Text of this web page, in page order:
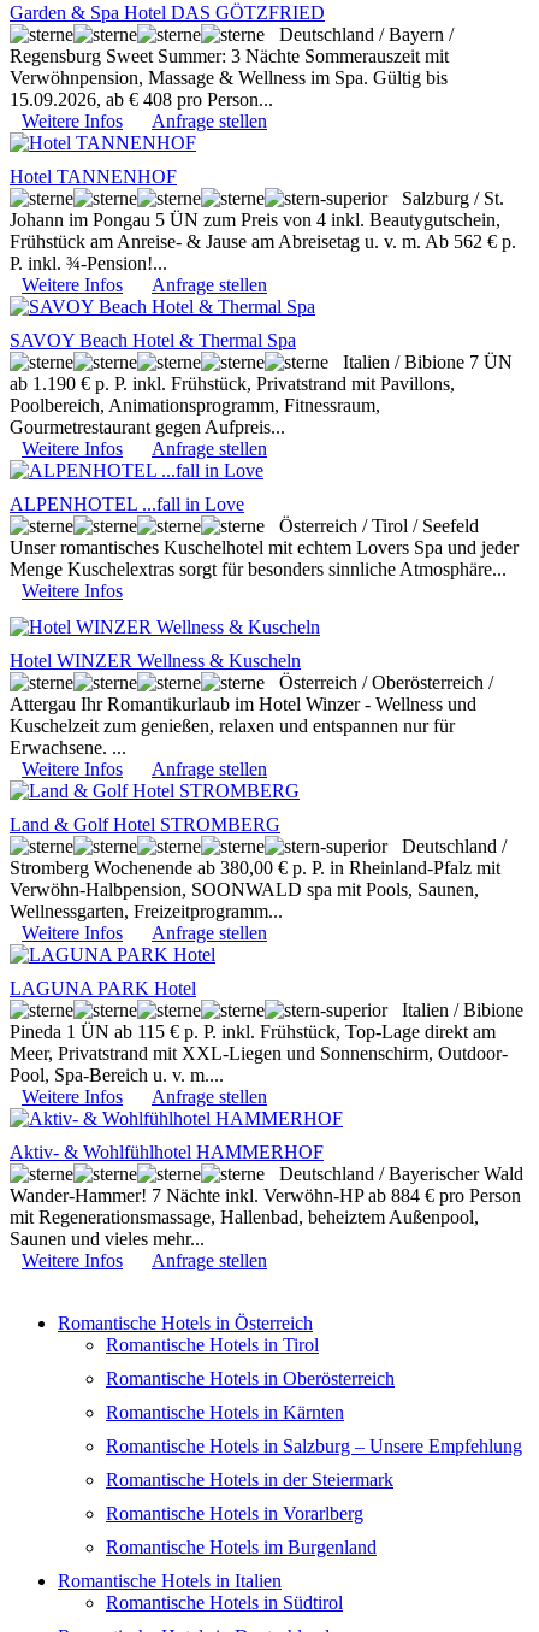
Garden & Spa Hotel DAS GÖTZFRIED
Deutschland / Bayern /
Regensburg Sweet Summer: 3 Nächte Sommerauszeit mit
Verwöhnpension, Massage & Wellness im Spa. Gültig bis
15.09.2026, ab € 408 pro Person...
Weitere Infos
Anfrage stellen
Hotel TANNENHOF
Salzburg / St.
Johann im Pongau 5 ÜN zum Preis von 4 inkl. Beautygutschein,
Frühstück am Anreise- & Jause am Abreisetag u. v. m. Ab 562 € p.
P. inkl. ¾-Pension!...
Weitere Infos
Anfrage stellen
SAVOY Beach Hotel & Thermal Spa
Italien / Bibione 7 ÜN
ab 1.190 € p. P. inkl. Frühstück, Privatstrand mit Pavillons,
Poolbereich, Animationsprogramm, Fitnessraum,
Gourmetrestaurant gegen Aufpreis...
Weitere Infos
Anfrage stellen
ALPENHOTEL ...fall in Love
Österreich / Tirol / Seefeld
Unser romantisches Kuschelhotel mit echtem Lovers Spa und jeder
Menge Kuschelextras sorgt für besonders sinnliche Atmosphäre...
Weitere Infos
Hotel WINZER Wellness & Kuscheln
Österreich / Oberösterreich /
Attergau Ihr Romantikurlaub im Hotel Winzer - Wellness und
Kuschelzeit zum genießen, relaxen und entspannen nur für
Erwachsene. ...
Weitere Infos
Anfrage stellen
Land & Golf Hotel STROMBERG
Deutschland /
Stromberg Wochenende ab 380,00 € p. P. in Rheinland-Pfalz mit
Verwöhn-Halbpension, SOONWALD spa mit Pools, Saunen,
Wellnessgarten, Freizeitprogramm...
Weitere Infos
Anfrage stellen
LAGUNA PARK Hotel
Italien / Bibione
Pineda 1 ÜN ab 115 € p. P. inkl. Frühstück, Top-Lage direkt am
Meer, Privatstrand mit XXL-Liegen und Sonnenschirm, Outdoor-
Pool, Spa-Bereich u. v. m....
Weitere Infos
Anfrage stellen
Aktiv- & Wohlfühlhotel HAMMERHOF
Deutschland / Bayerischer Wald
Wander-Hammer! 7 Nächte inkl. Verwöhn-HP ab 884 € pro Person
mit Regenerationsmassage, Hallenbad, beheiztem Außenpool,
Saunen und vieles mehr...
Weitere Infos
Anfrage stellen
Romantische Hotels in Österreich
Romantische Hotels in Tirol
Romantische Hotels in Oberösterreich
Romantische Hotels in Kärnten
Romantische Hotels in Salzburg – Unsere Empfehlung
Romantische Hotels in der Steiermark
Romantische Hotels in Vorarlberg
Romantische Hotels im Burgenland
Romantische Hotels in Italien
Romantische Hotels in Südtirol